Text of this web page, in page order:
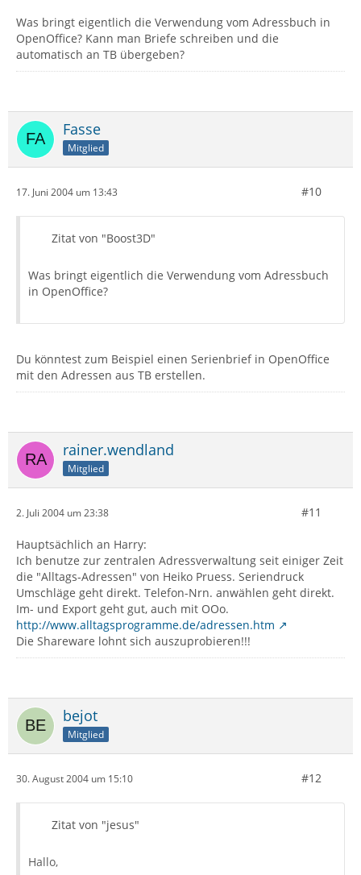
Was bringt eigentlich die Verwendung vom Adressbuch in
OpenOffice? Kann man Briefe schreiben und die
automatisch an TB übergeben?
Fasse
Mitglied
17. Juni 2004 um 13:43 #10
Zitat von "Boost3D"
Was bringt eigentlich die Verwendung vom Adressbuch
in OpenOffice?
Du könntest zum Beispiel einen Serienbrief in OpenOffice
mit den Adressen aus TB erstellen.
rainer.wendland
Mitglied
2. Juli 2004 um 23:38 #11
Hauptsächlich an Harry:
Ich benutze zur zentralen Adressverwaltung seit einiger Zeit
die "Alltags-Adressen" von Heiko Pruess. Seriendruck
Umschläge geht direkt. Telefon-Nrn. anwählen geht direkt.
Im- und Export geht gut, auch mit OOo.
http://www.alltagsprogramme.de/adressen.htm
Die Shareware lohnt sich auszuprobieren!!!
bejot
Mitglied
30. August 2004 um 15:10 #12
Zitat von "jesus"
Hallo,